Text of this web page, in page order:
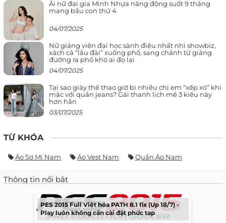
Ái nữ đại gia Minh Nhựa năng động suốt 9 tháng
mang bầu con thứ 4
04/07/2025
Nữ giảng viên đại học sành điệu nhất nhì showbiz,
xách cả “lâu đài” xuống phố, sang chảnh từ giảng
đường ra phố khó ai đọ lại
04/07/2025
Tại sao giày thể thao giờ bị nhiều chị em “xếp xó” khi
mặc với quần jeans? Gái thanh lịch mê 3 kiểu này
hơn hẳn
03/07/2025
TỪ KHÓA
Áo Sơ Mi Nam Áo Vest Nam Quần Áo Nam
Thông tin nổi bật
PES 2015 Full Việt hóa PATH 8.1 fix (Up 18/7) -
Play luôn không cần cài đặt phức tạp